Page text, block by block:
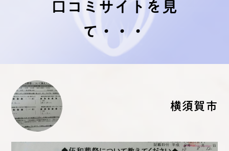
口コミサイトを見
て・・・
横須賀市